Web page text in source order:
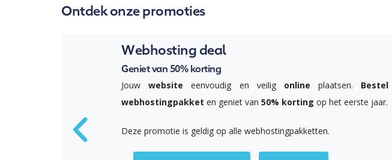
Ontdek onze promoties
Webhosting deal
Geniet van 50% korting
Jouwwebsiteeenvoudig en veilig onlineplaatsen. Bestel
webhostingpakket en geniet van 50% korting op het eerste jaar.
Deze promotie is geldig op alle webhostingpakketten.